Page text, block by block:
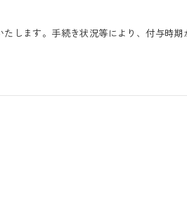
します。手続き状況等により、付与時